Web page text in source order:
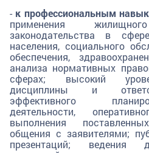
- к профессиональным
применения
законодательства в
населения, социального
обеспечения,
анализа нормативных
сферах; высокий
дисциплины и
эффективного
деятельности,
выполнения
общения с заявителями;
презентаций; ведения